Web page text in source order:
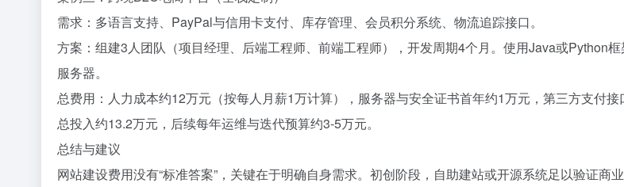
需求：多语言支持、PayPal与信用卡支付、库存管理、会员积分系统、物流追踪接口。
方案：组建3人团队（项目经理、后端工程师、前端工程师），开发周期4个月。使用Java或Python
服务器。
总费用：人力成本约12万元（按每人月薪1万计算），服务器与安全证书首年约1万元，第三方支付
总投入约13.2万元，后续每年运维与迭代预算约3-5万元。
总结与建议
网站建设费用没有“标准答案”，关键在于明确自身需求。初创阶段，自助建站或开源系统足以验证商